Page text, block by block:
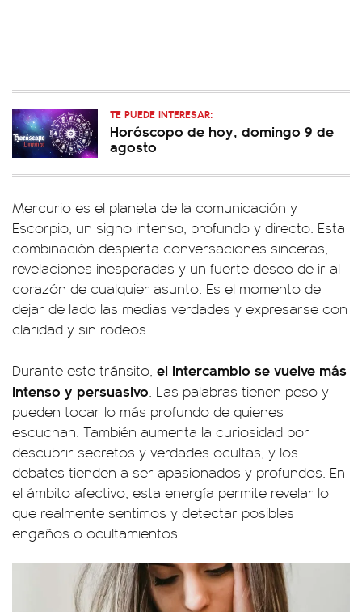
TE PUEDE INTERESAR:
Horóscopo de hoy, domingo 9 de
agosto
Mercurio es el planeta de la comunicación y
Escorpio, un signo intenso, profundo y directo. Esta
combinación despierta conversaciones sinceras,
revelaciones inesperadas y un fuerte deseo de ir al
corazón de cualquier asunto. Es el momento de
dejar de lado las medias verdades y expresarse con
claridad y sin rodeos.
Durante este tránsito, el intercambio se vuelve más
intenso y persuasivo. Las palabras tienen peso y
pueden tocar lo más profundo de quienes
escuchan. También aumenta la curiosidad por
descubrir secretos y verdades ocultas, y los
debates tienden a ser apasionados y profundos. En
el ámbito afectivo, esta energía permite revelar lo
que realmente sentimos y detectar posibles
engaños o ocultamientos.